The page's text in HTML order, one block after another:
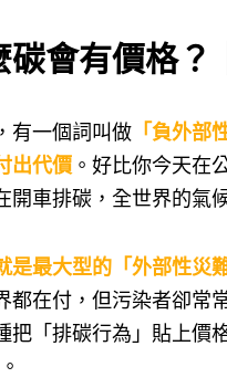
碳會有價格？
有一個詞叫做 「負外部
出代價 。好比你今天在
開車排碳，全世界的氣
是最大型的「外部性災難
都在付，但污染者卻常
把「排碳行為」貼上價
。